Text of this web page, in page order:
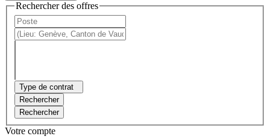
Rechercher des offres
Type de contrat
Rechercher
Rechercher
Votre compte